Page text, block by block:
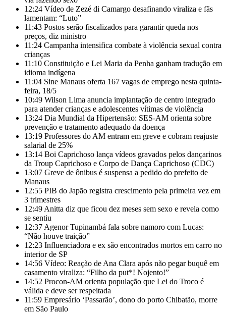
12:24 Vídeo de Zezé di Camargo desafinando viraliza e fãs
lamentam: “Luto”
11:43 Postos serão fiscalizados para garantir queda nos
preços, diz ministro
11:24 Campanha intensifica combate à violência sexual contra
crianças
11:10 Constituição e Lei Maria da Penha ganham tradução em
idioma indígena
11:04 Sine Manaus oferta 167 vagas de emprego nesta quinta-
feira, 18/5
10:49 Wilson Lima anuncia implantação de centro integrado
para atender crianças e adolescentes vítimas de violência
13:24 Dia Mundial da Hipertensão: SES-AM orienta sobre
prevenção e tratamento adequado da doença
13:19 Professores do AM entram em greve e cobram reajuste
salarial de 25%
13:14 Boi Caprichoso lança vídeos gravados pelos dançarinos
da Troup Caprichoso e Corpo de Dança Caprichoso (CDC)
13:07 Greve de ônibus é suspensa a pedido do prefeito de
Manaus
12:55 PIB do Japão registra crescimento pela primeira vez em
3 trimestres
12:49 Anitta diz que ficou dez meses sem sexo e revela como
se sentiu
12:37 Agenor Tupinambá fala sobre namoro com Lucas:
“Não houve traição”
12:23 Influenciadora e ex são encontrados mortos em carro no
interior de SP
14:56 Vídeo: Reação de Ana Clara após não pegar buquê em
casamento viraliza: “Filho da put*! Nojento!”
14:52 Procon-AM orienta população que Lei do Troco é
válida e deve ser respeitada
11:59 Empresário ‘Passarão’, dono do porto Chibatão, morre
em São Paulo